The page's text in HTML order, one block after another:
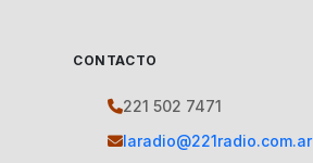
CONTACTO
221 502 7471
laradio@221radio.com.ar